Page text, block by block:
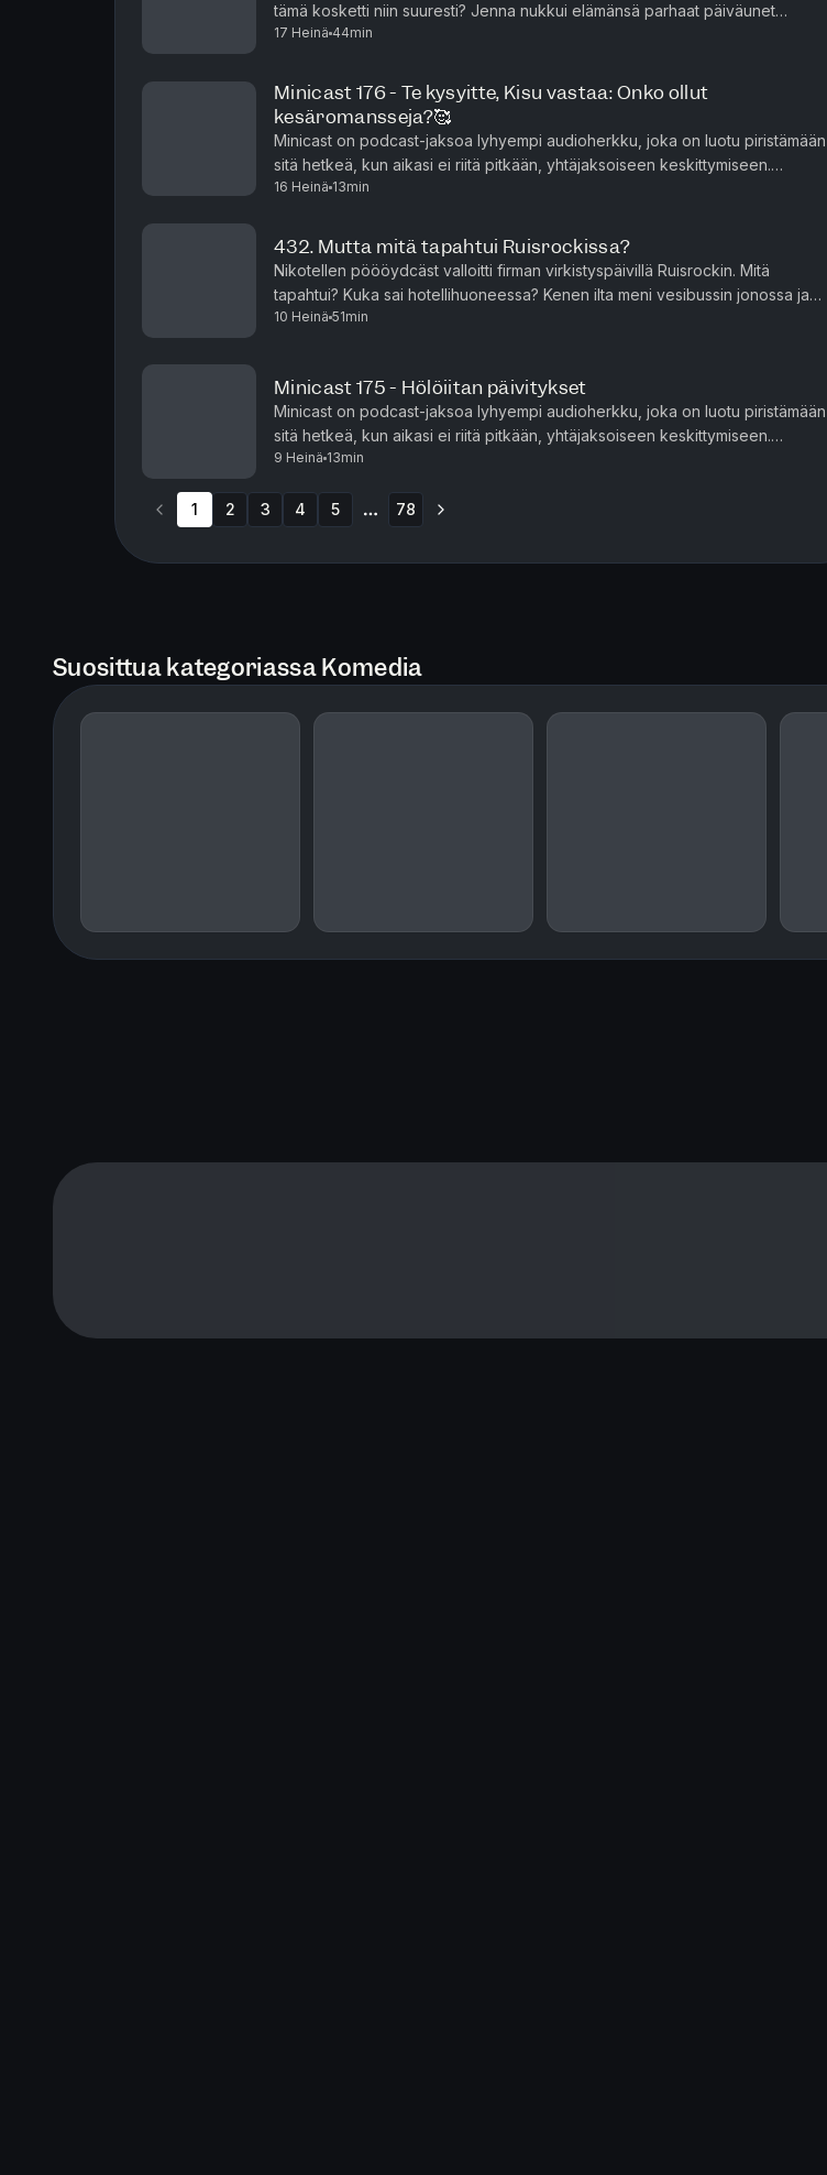
tämä kosketti niin suuresti? Jenna nukkui elämänsä parhaat päiväunet
yllättävällä sohvalla. Miten Kisu ja hänen tilpehööri...
17 Heinä 44min
Minicast 176 - Te kysyitte, Kisu vastaa: Onko ollut
kesäromansseja?🥰
Minicast on podcast-jaksoa lyhyempi audioherkku, joka on luotu piristämään
sitä hetkeä, kun aikasi ei riitä pitkään, yhtäjaksoiseen keskittymiseen.
Minicastit ovat tarjolla vain Podme Premium -kuunt...
16 Heinä 13min
432. Mutta mitä tapahtui Ruisrockissa?
Nikotellen pöööydcäst valloitti firman virkistyspäivillä Ruisrockin. Mitä
tapahtui? Kuka sai hotellihuoneessa? Kenen ilta meni vesibussin jonossa ja
millaiset jatkot oli? Vastaus tähän ja paljon muuhu...
10 Heinä 51min
Minicast 175 - Hölöiitan päivitykset
Minicast on podcast-jaksoa lyhyempi audioherkku, joka on luotu piristämään
sitä hetkeä, kun aikasi ei riitä pitkään, yhtäjaksoiseen keskittymiseen.
Minicastit ovat tarjolla vain Podme Premium -kuunt...
9 Heinä 13min
1 2 3 4 5 78
Suosittua kategoriassa Komedia